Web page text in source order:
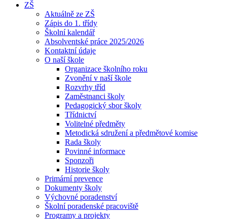
ZŠ
Aktuálně ze ZŠ
Zápis do 1. třídy
Školní kalendář
Absolventské práce 2025/2026
Kontaktní údaje
O naší škole
Organizace školního roku
Zvonění v naší škole
Rozvrhy tříd
Zaměstnanci školy
Pedagogický sbor školy
Třídnictví
Volitelné předměty
Metodická sdružení a předmětové komise
Rada školy
Povinné informace
Sponzoři
Historie školy
Primární prevence
Dokumenty školy
Výchovné poradenství
Školní poradenské pracoviště
Programy a projekty